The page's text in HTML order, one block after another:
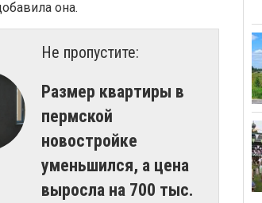
она.
Не пропустите:
Размер квартиры в
пермской
новостройке
уменьшился, а цена
выросла на 700 тыс.